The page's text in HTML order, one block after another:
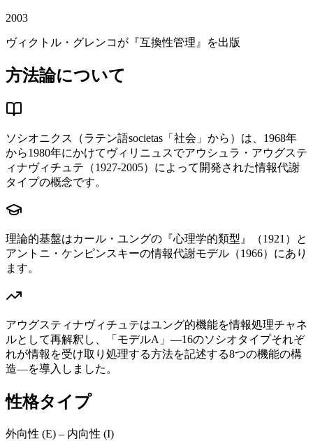
2003
ヴィクトル・グレンコが『互換性管理』を出版
方法論について
ソシオニクス（ラテン語societas「社会」から）は、1968年
から1980年にかけてヴィリニュスでアウシュラ・アウグステ
ィナヴィチュテ（1927-2005）によって開発された情報代謝
タイプの概念です。
理論的基盤はカール・ユングの『心理学的類型』（1921）と
アントニ・ケンピンスキーの情報代謝モデル（1966）にあり
ます。
アウグスティナヴィチュテはユング的機能を情報処理チャネ
ルとして再解釈し、「モデルA」—16のソシオタイプそれぞ
れが情報を受け取り処理する方法を記述する8つの機能の構
造—を導入しました。
性格タイプ
外向性 (E) – 内向性 (I)